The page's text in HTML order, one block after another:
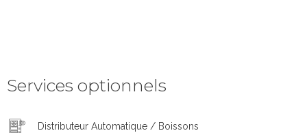
Services optionnels
Distributeur Automatique / Boissons